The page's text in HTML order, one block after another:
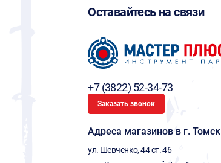
Оставайтесь на связи
+7 (3822) 52-34-73
Заказать звонок
Адреса магазинов в г. Томск
ул. Шевченко, 44 ст. 46